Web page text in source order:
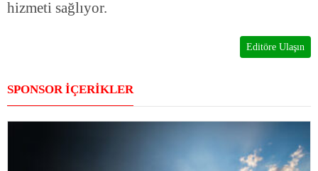
hizmeti sağlıyor.
Editöre Ulaşın
SPONSOR İÇERİKLER